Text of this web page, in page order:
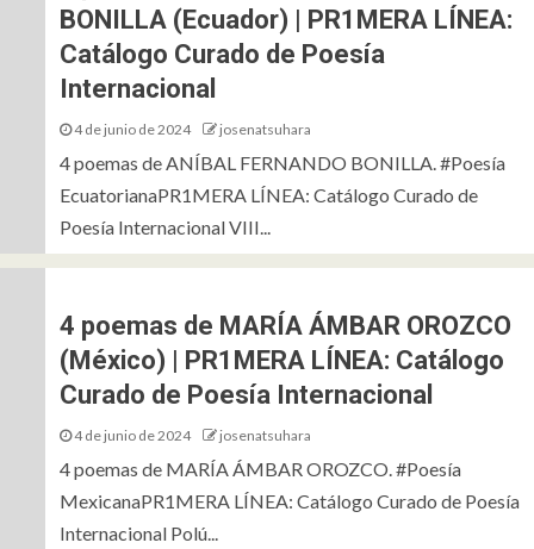
Regreso a Mustafar: A 20 años
estreno del Episodio III “La
de julio de 2025 josenatsuhara
BONILLA (Ecuador) | PR1MERA LÍNEA:
Catálogo Curado de Poesía
Internacional
4 de junio de 2024 josenatsuhara
4 poemas de ANÍBAL FERNANDO BONILLA. #Poesía
EcuatorianaPR1MERA LÍNEA: Catálogo Curado de
Poesía Internacional VIII...
4 poemas de MARÍA ÁMBAR OROZCO
(México) | PR1MERA LÍNEA: Catálogo
Curado de Poesía Internacional
4 de junio de 2024 josenatsuhara
4 poemas de MARÍA ÁMBAR OROZCO. #Poesía
MexicanaPR1MERA LÍNEA: Catálogo Curado de Poesía
Internacional Polú...